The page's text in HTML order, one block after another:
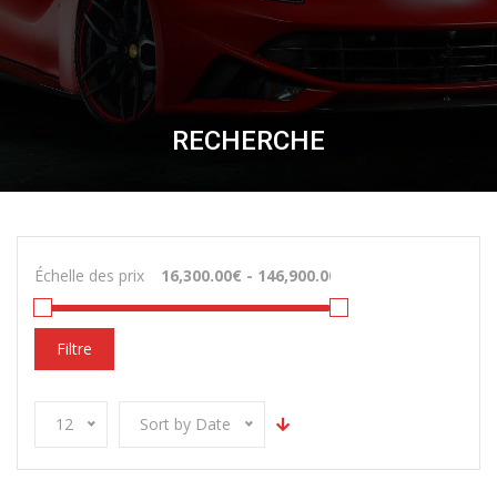
RECHERCHE
Échelle des prix
Filtre
12 Sort by Date